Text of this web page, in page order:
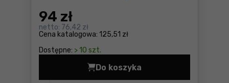
Cena katalogowa: 125,51 zł
94 zł
netto: 76,42 zł
Dostępne: > 10 szt.
Do koszyka
Skrzynka narzędziowa